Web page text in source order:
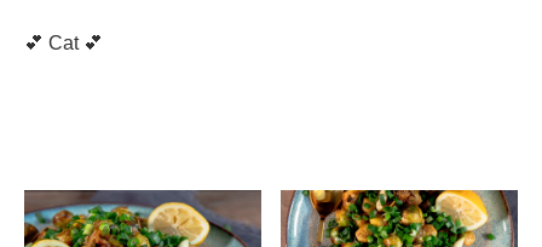
💕 Cat 💕